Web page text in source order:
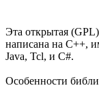
Эта открытая
написана на C++,
Java, Tcl, и C#.
Особенности